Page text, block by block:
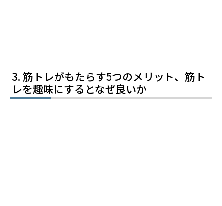
筋トレがもたらす5つのメリット、筋ト
レを趣味にするとなぜ良いか